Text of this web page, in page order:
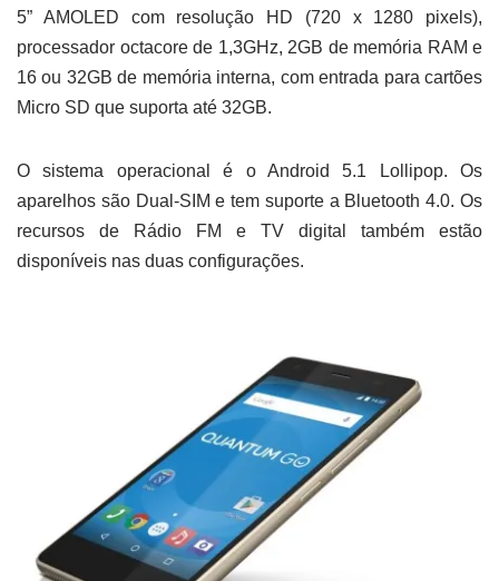
5” AMOLED com resolução HD (720 x 1280 pixels),
processador octacore de 1,3GHz, 2GB de memória RAM e
16 ou 32GB de memória interna, com entrada para cartões
Micro SD que suporta até 32GB.
O sistema operacional é o Android 5.1 Lollipop. Os
aparelhos são Dual-SIM e tem suporte a Bluetooth 4.0. Os
recursos de Rádio FM e TV digital também estão
disponíveis nas duas configurações.